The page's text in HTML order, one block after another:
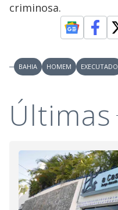
criminosa.
BAHIA HOMEM EXECUTADO
Últimas